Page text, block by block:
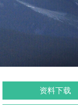
资料下载